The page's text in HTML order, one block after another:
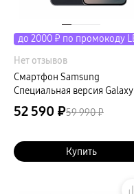
Нет отзывов
Смартфон Samsung
Специальная версия Galaxy
S25 FE 8Gb, 256Gb, черный
(РСТ)
52 590 ₽59 990 ₽
Купить